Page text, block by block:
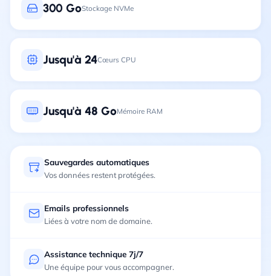
300 GoStockage NVMe
Jusqu'à 24Cœurs CPU
Jusqu'à 48 GoMémoire RAM
Sauvegardes automatiques
Vos données restent protégées.
Emails professionnels
Liées à votre nom de domaine.
Assistance technique 7j/7
Une équipe pour vous accompagner.